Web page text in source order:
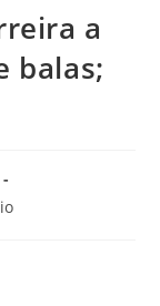
a
balas;